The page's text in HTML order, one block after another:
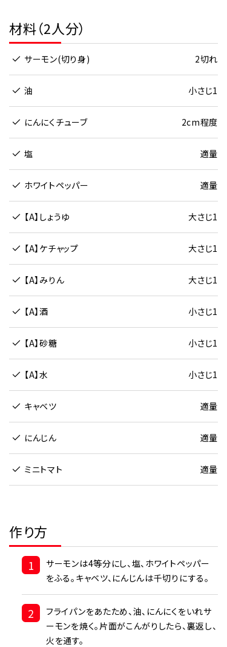
材料（2人分）
サーモン(切り身) 2切れ
油 小さじ1
にんにくチューブ 2cm程度
塩 適量
ホワイトペッパー 適量
【A】しょうゆ 大さじ1
【A】ケチャップ 大さじ1
【A】みりん 大さじ1
【A】酒 小さじ1
【A】砂糖 小さじ1
【A】水 小さじ1
キャベツ 適量
にんじん 適量
ミニトマト 適量
作り方
1
サーモンは4等分にし、塩、ホワイトペッパー
をふる。キャベツ、にんじんは千切りにする。
2
フライパンをあたため、油、にんにくをいれサ
ーモンを焼く。片面がこんがりしたら、裏返し、
火を通す。